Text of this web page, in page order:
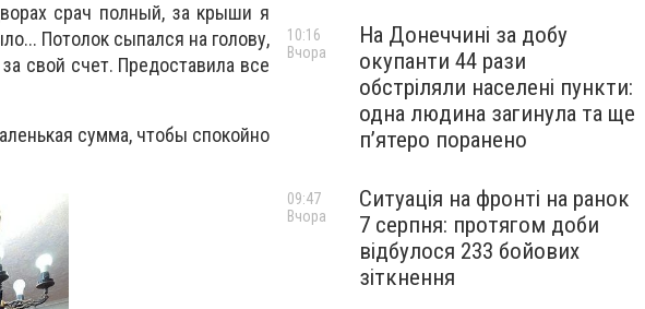
срач полный, за крыши я
Потолок сыпался на голову,
свой счет. Предоставила все
сумма, чтобы спокойно
На Донеччині за добу
окупанти 44 рази
обстріляли населені пункти:
одна людина загинула та ще
пʼятеро поранено
10:16
Вчора
Ситуація на фронті на ранок
7 серпня: протягом доби
відбулося 233 бойових
зіткнення
09:47
Вчора